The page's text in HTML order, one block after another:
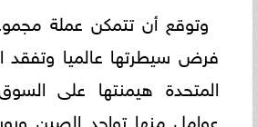
وتوقع أن تتمكن عملة
فرض سيطرتها عالميا وتفقد
المتحدة هيمنتها على
عوامل منها تواجد الصين